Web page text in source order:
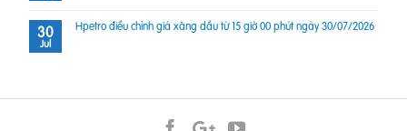
30
Jul
Hpetro điều chỉnh giá xăng dầu từ 15 giờ 00 phút ngày 30/07/2026